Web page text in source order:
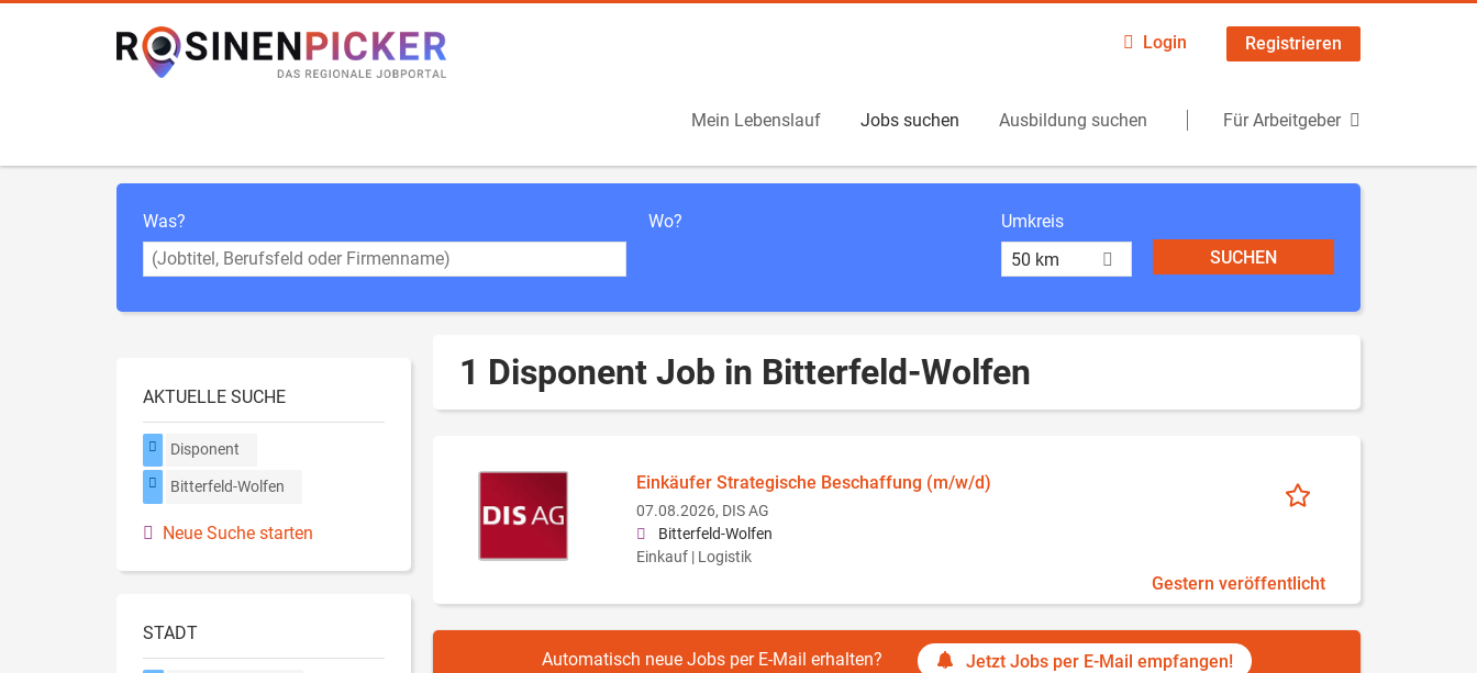
Login Registrieren
Mein Lebenslauf Jobs suchen Ausbildung suchen Für Arbeitgeber
Was? Wo?
Umkreis
50 km
1 Disponent Job in Bitterfeld-Wolfen
Einkäufer Strategische Beschaffung (m/w/d)
07.08.2026, DIS AG
Bitterfeld-Wolfen
Einkauf | Logistik
Gestern veröffentlicht
Automatisch neue Jobs per E-Mail erhalten? Jetzt Jobs per E-Mail empfangen!
AKTUELLE SUCHE
Disponent
Bitterfeld-Wolfen
Neue Suche starten
STADT